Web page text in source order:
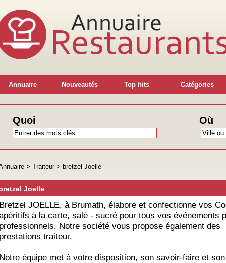
Annuaire Nouveautés Top hits Catégories
Quoi Où
> Traiteur> bretzel Joelle
Joelle
JOELLE, à Brumath, élabore et confectionne vos
à la carte, salé - sucré pour tous vos événements
Notre société vous propose également des
traiteur.
équipe met à votre disposition, son savoir-faire et son